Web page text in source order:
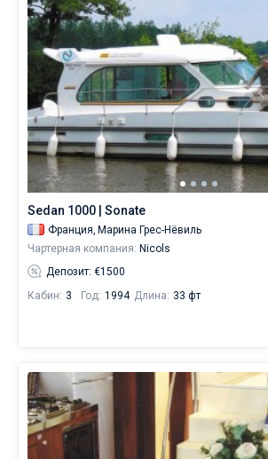
Sedan 1000 | Sonate
Франция, Марина Грес-Нёвиль
Чартерная компания: Nicols
Депозит: €1500
Кабин: 3 Год: 1994 Длина: 33 фт